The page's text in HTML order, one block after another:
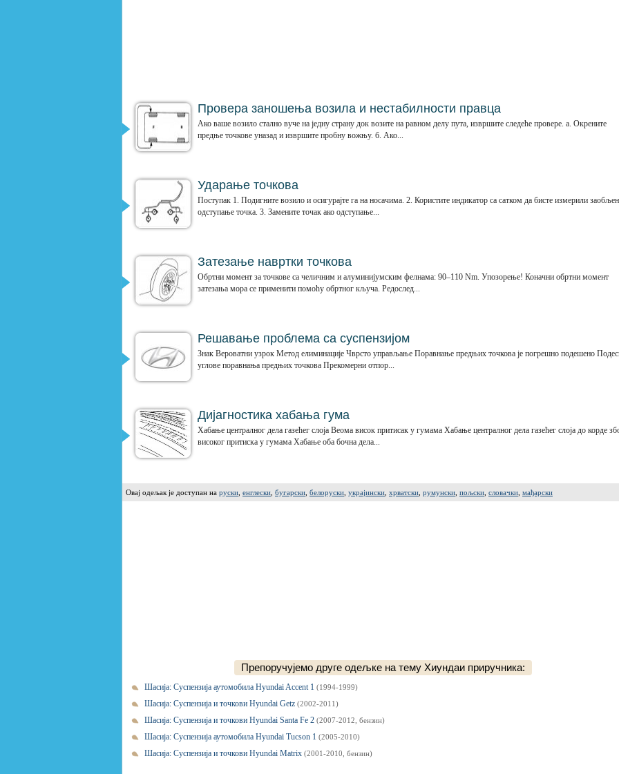
Провера заношења возила и нестабилности правца
Ако ваше возило стално вуче на једну страну док возите на равном делу пута, извршите следеће провере. а. Окрените
предње точкове уназад и извршите пробну вожњу. б. Ако...
Ударање точкова
Поступак 1. Подигните возило и осигурајте га на носачима. 2. Користите индикатор са сатком да бисте измерили
одступање точка. 3. Замените точак ако одступање...
Затезање навртки точкова
Обртни момент за точкове са челичним и алуминијумским фелнама: 90–110 Nm. Упозорење! Коначни обртни момент
затезања мора се применити помоћу обртног кључа. Редослед...
Решавање проблема са суспензијом
Знак Вероватни узрок Метод елиминације Чврсто управљање Поравнање предњих точкова је погрешно подешено
углове поравнања предњих точкова Прекомерни отпор...
Дијагностика хабања гума
Хабање централног дела газећег слоја Веома висок притисак у гумама Хабање централног дела газећег слоја до корде
високог притиска у гумама Хабање оба бочна дела...
Овај одељак је доступан на руски енглески бугарски белоруски украјински хрватски румунски пољски словачки мађарски
Препоручујемо друге одељке на тему Хиундаи приручника:
Шасија: Суспензија аутомобила Hyundai Accent 1 (1994-1999)
Шасија: Суспензија и точкови Hyundai Getz (2002-2011)
Шасија: Суспензија и точкови Hyundai Santa Fe 2 (2007-2012, бензин)
Шасија: Суспензија аутомобила Hyundai Tucson 1 (2005-2010)
Шасија: Суспензија и точкови Hyundai Matrix (2001-2010, бензин)